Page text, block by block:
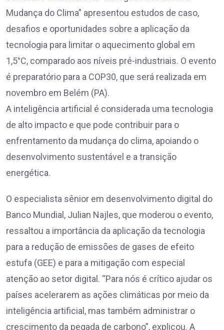
Mudança do Clima” apresentou estudos de caso,
desafios e oportunidades sobre a aplicação da
tecnologia para limitar o aquecimento global em
1,5°C, comparado aos níveis pré-industriais. O evento
é preparatório para a COP30, que será realizada em
novembro em Belém (PA).
A inteligência artificial é considerada uma tecnologia
de alto impacto e que pode contribuir para o
enfrentamento da mudança do clima, apoiando o
desenvolvimento sustentável e a transição
energética.
O especialista sênior em desenvolvimento digital do
Banco Mundial, Julian Najles, que moderou o evento,
ressaltou a importância da aplicação da tecnologia
para a redução de emissões de gases de efeito
estufa (GEE) e para a mitigação com especial
atenção ao setor digital. “Para nós é crítico ajudar os
países acelerarem as ações climáticas por meio da
inteligência artificial, mas também administrar o
crescimento da pegada de carbono”, explicou. A